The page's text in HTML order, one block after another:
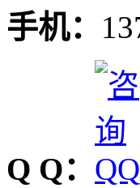
手机：
Q Q：